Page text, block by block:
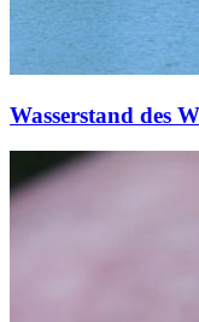
Wasserstand des